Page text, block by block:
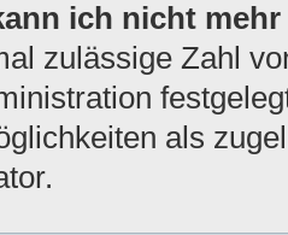
ich nicht
zulässige Zahl
als